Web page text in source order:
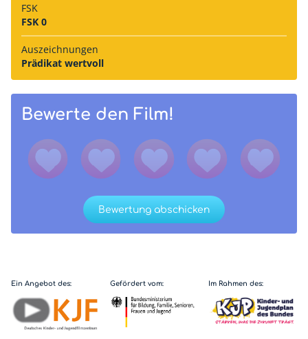
FSK
FSK 0
Auszeich­nungen
Prädikat wertvoll
Bewerte den Film!
Bewertung abschicken
Ein Angebot des: Gefördert vom: Im Rahmen des: